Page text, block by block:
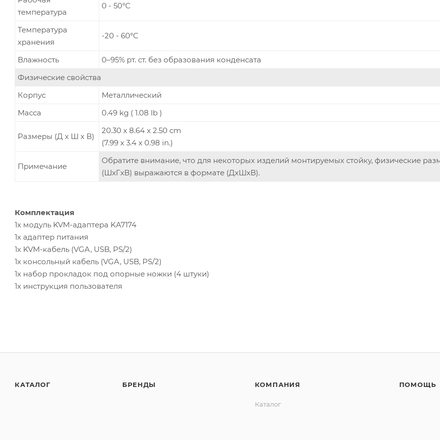
температура
0 - 50°C
Температура
хранения
-20 - 60°C
Влажность
0–95% рт. ст. без образования конденсата
Физические свойства
Корпус
Металлический
Масса
0.49 kg ( 1.08 lb )
Размеры (Д х Ш х В)
20.30 x 8.64 x 2.50 cm
(7.99 x 3.4 x 0.98 in.)
Примечание
Обратите внимание, что для некоторых изделий монтируемых стойку, физические
(ШxГxВ) выражаются в формате (ДxШxВ).
Комплектация
1x модуль KVM-адаптера KA7174
1x адаптер питания
1x KVM-кабель (VGA, USB, PS/2)
1x консольный кабель (VGA, USB, PS/2)
1x набор прокладок под опорные ножки (4 штуки)
1x инструкция пользователя
КАТАЛОГ БРЕНДЫ КОМПАНИЯ
Каталог
ПОМОЩЬ